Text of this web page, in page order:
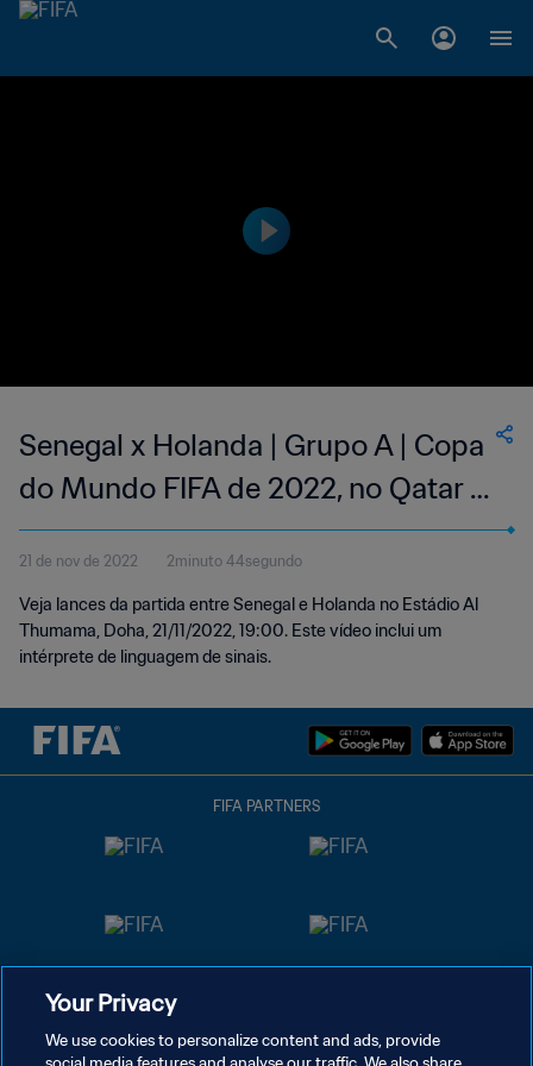
Senegal x Holanda | Grupo A | Copa
do Mundo FIFA de 2022, no Qatar |
Melhores momentos (Linguagem de
sinais)
21 de nov de 2022 2minuto 44segundo
Veja lances da partida entre Senegal e Holanda no Estádio Al
Thumama, Doha, 21/11/2022, 19:00. Este vídeo inclui um
intérprete de linguagem de sinais.
FIFA PARTNERS
Your Privacy
We use cookies to personalize content and ads, provide